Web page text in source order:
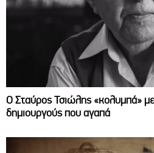
Ο Σταύρος Τσιώλης «κολυμπά» με
δημιουργούς που αγαπά